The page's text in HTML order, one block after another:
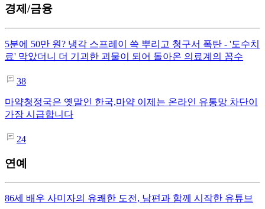
경제/금융
5분에 50만 원? 냉각 스프레이 쓱 뿌리고 청구서 폭탄 - '도수치
료' 막았더니 더 기괴한 괴물이 되어 돌아온 의료계의 꼼수
38
마약청정국은 옛말인 한국,마약 이제는 온라인 유통망 차단이
가장 시급합니다
24
연예
86세 배우 사미자의 유쾌한 도전, 남편과 함께 시작한 유튜브